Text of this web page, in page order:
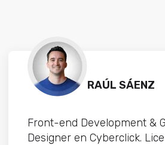
RAÚL SÁENZ
Front-end Development &
Designer en Cyberclick.